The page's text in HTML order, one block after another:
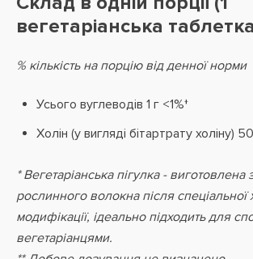
вегетаріанська
% кількість на порцію від денної норми
Усього вуглеводів 1 г <1%†
Холін (у вигляді бітартрату холіну)
* Вегетаріанська пігулка - виготовлена
рослинного волокна після спеціальної
модифікації, ідеально підходить для
вегетаріанцями.